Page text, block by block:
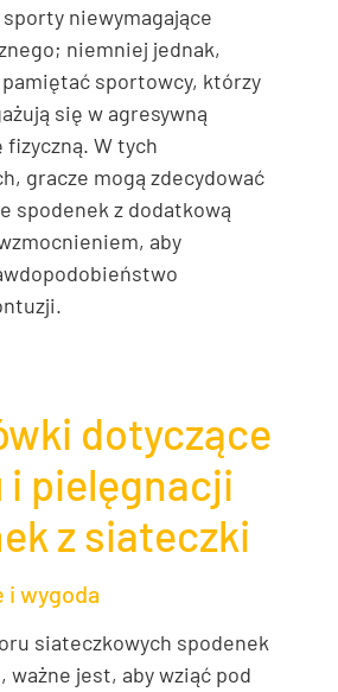
niewymagające
niemniej jednak,
sportowcy, którzy
się w agresywną
W tych
gracze mogą zdecydować
spodenek z dodatkową
aby
dotyczące
i pielęgnacji
z siateczki
i wygoda
siateczkowych spodenek
ważne jest, aby wziąć pod